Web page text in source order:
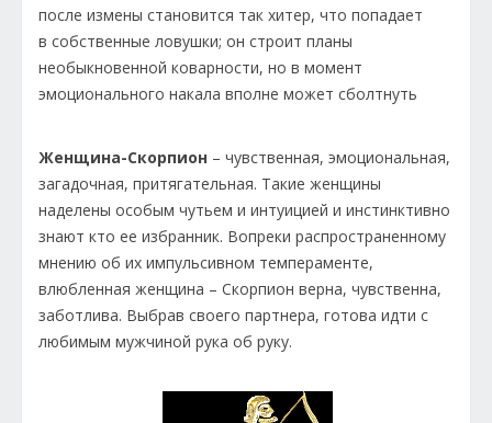
после измены становится так хитер, что попадает
в собственные ловушки; он строит планы
необыкновенной коварности, но в момент
эмоционального накала вполне может сболтнуть
Женщина-Скорпион – чувственная, эмоциональная,
загадочная, притягательная. Такие женщины
наделены особым чутьем и интуицией и инстинктивно
знают кто ее избранник. Вопреки распространенному
мнению об их импульсивном темпераменте,
влюбленная женщина – Скорпион верна, чувственна,
заботлива. Выбрав своего партнера, готова идти с
любимым мужчиной рука об руку.